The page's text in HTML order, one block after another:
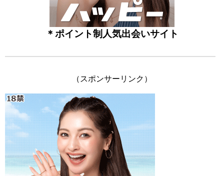
＊ポイント制人気出会いサイト
（スポンサーリンク）